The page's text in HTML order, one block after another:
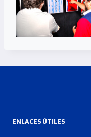
ENLACES ÚTILES